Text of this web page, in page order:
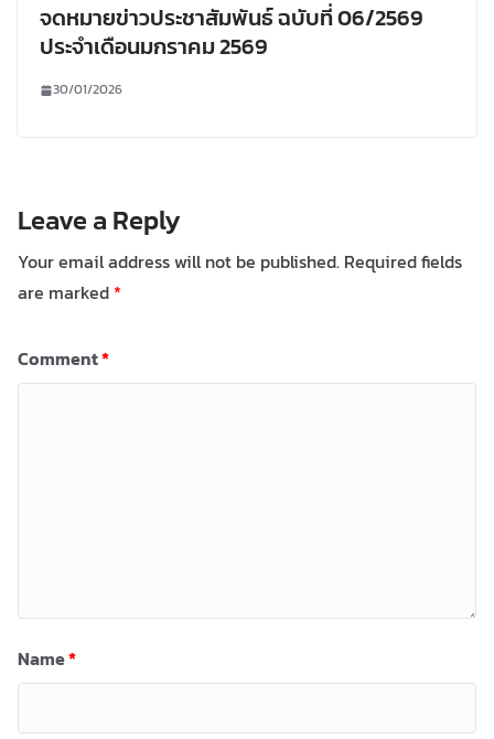
จดหมายข่าวประชาสัมพันธ์ ฉบับที่ 06/2569
ประจำเดือนมกราคม 2569
30/01/2026
Leave a Reply
Your email address will not be published. Required fields
are marked *
Comment*
Name*